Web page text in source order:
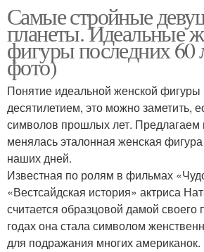
Самые стройные
планеты. Идеальные
фигуры последних 60
фото)
Понятие идеальной женской
десятилетием, это можно заметить,
символов прошлых лет. Предлагаем
менялась эталонная женская
наших дней.
Известная по ролям в фильмах
«Вестсайдская история» актриса
считается образцовой дамой
годах она стала символом
для подражания многих американок.